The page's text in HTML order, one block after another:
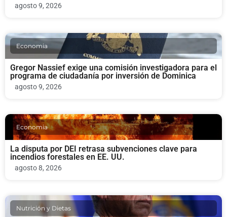
agosto 9, 2026
Economia
Gregor Nassief exige una comisión investigadora para el
programa de ciudadanía por inversión de Dominica
agosto 9, 2026
Economia
La disputa por DEI retrasa subvenciones clave para
incendios forestales en EE. UU.
agosto 8, 2026
Nutrición y Dietas